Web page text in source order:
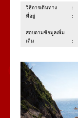
วิธีการเดินทาง：
ที่อยู่：
สอบถามข้อมูลเพิ่ม
เติม：